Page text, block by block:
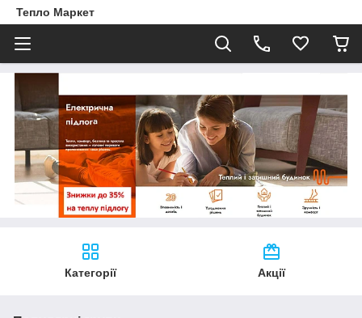
Тепло Маркет
Категорії Акції